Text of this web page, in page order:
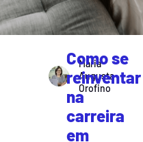
Maria
Augusta
Orofino
Como se
reinventar
na
carreira
em